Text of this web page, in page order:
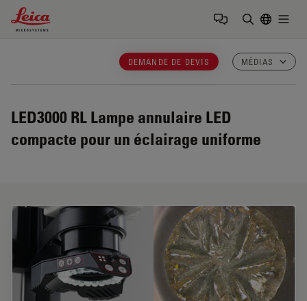
Leica Microsystems Logo
DEMANDE DE DEVIS MÉDIAS
LED3000 RL Lampe annulaire LED
compacte pour un éclairage uniforme